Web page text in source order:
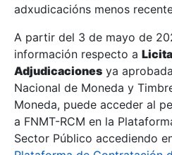
Mostrar/Ocultar
Mostrar/Ocultar
Mostrar/Ocultar
adxudicacións menos
A partir del 3 de mayo de
información respecto a
Adjudicaciones ya
Nacional de Moneda y
Moneda, puede acceder al
a FNMT-RCM en la
Sector Público accediendo